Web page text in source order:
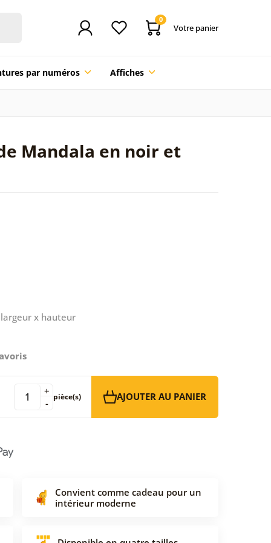
0
Votre panier
par numéros Affiches
Mandala en noir et
x hauteur
-
+ pièce(s) AJOUTER AU PANIER
Convient comme cadeau pour un
intérieur moderne